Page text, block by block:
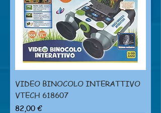
VIDEO BINOCOLO INTERATTIVO
VTECH 618607
Prezzo
82,00 €